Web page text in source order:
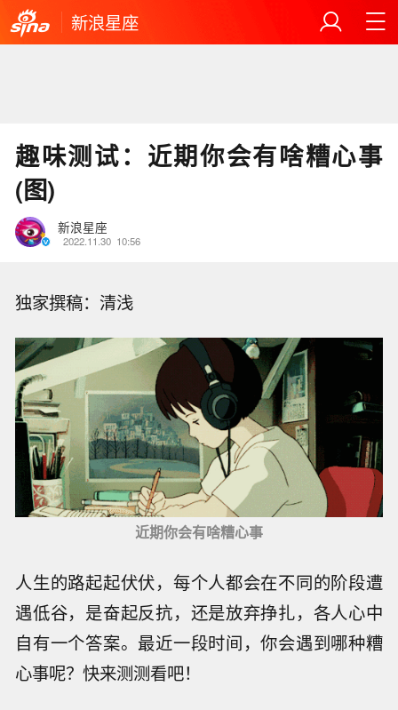
新浪星座
趣味测试：近期你会有啥糟心事
(图)
新浪星座
2022.11.30 10:56
独家撰稿：清浅
近期你会有啥糟心事
人生的路起起伏伏，每个人都会在不同的阶段遭
遇低谷，是奋起反抗，还是放弃挣扎，各人心中
自有一个答案。最近一段时间，你会遇到哪种糟
心事呢？快来测测看吧！